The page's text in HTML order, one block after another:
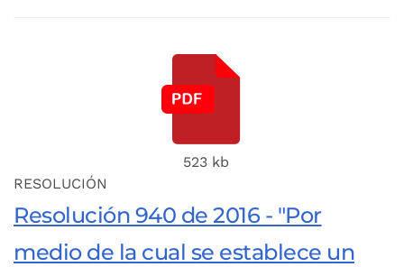
523 kb
RESOLUCIÓN
Resolución 940 de 2016 - "Por
medio de la cual se establece un